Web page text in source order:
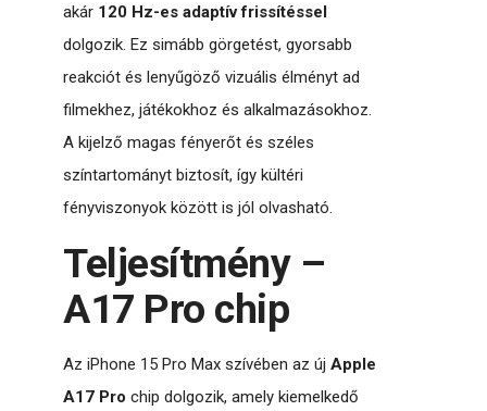
akár 120 Hz-es adaptív frissítéssel
dolgozik. Ez simább görgetést, gyorsabb
reakciót és lenyűgöző vizuális élményt ad
filmekhez, játékokhoz és alkalmazásokhoz.
A kijelző magas fényerőt és széles
színtartományt biztosít, így kültéri
fényviszonyok között is jól olvasható.
Teljesítmény –
A17 Pro chip
Az iPhone 15 Pro Max szívében az új Apple
A17 Pro chip dolgozik, amely kiemelkedő